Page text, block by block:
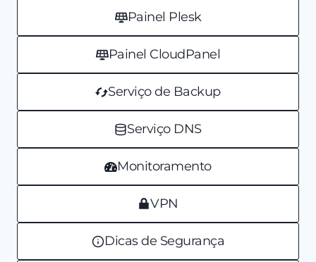
Painel Plesk
Painel CloudPanel
Serviço de Backup
Serviço DNS
Monitoramento
VPN
Dicas de Segurança